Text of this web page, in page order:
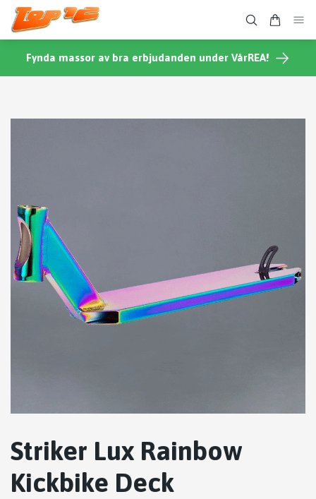
Fynda massor av bra erbjudanden under VårREA!
Striker Lux Rainbow
Kickbike Deck